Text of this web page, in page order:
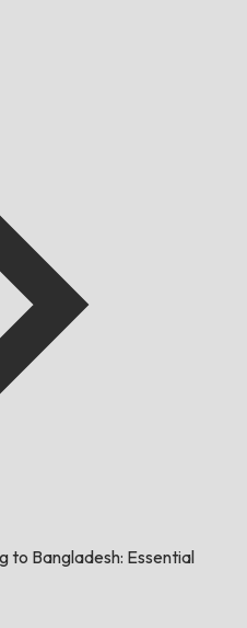
to Bangladesh: Essential